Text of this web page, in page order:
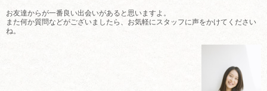
お友達からが一番良い出会いがあると思いますよ。
また何か質問などがございましたら、お気軽にスタッフに声をかけてください
ね。